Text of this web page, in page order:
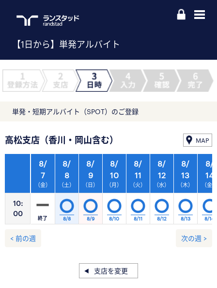
【1日から】単発アルバイト
単発・短期アルバイト（SPOT）のご登録
高松支店（香川・岡山含む） MAP
10:
00
8/
7
（金）
8/
8
（土）
8/
9
（日）
8/
10
（月）
8/
11
（火）
8/
12
（水）
8/
13
（木）
終了 8/8 8/9 8/10 8/11 8/12 8/13
8/
14
（金）
8/14
< 前の週 次の週 >
支店を変更